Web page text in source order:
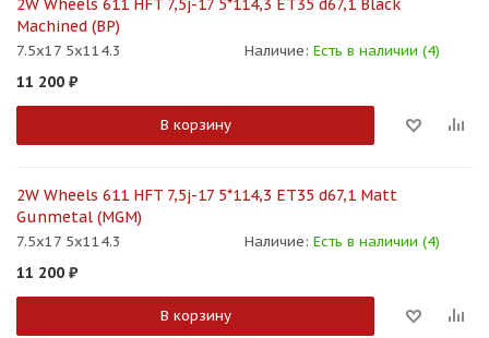
2W Wheels 611 HFT 7,5j-17 5*114,3 ET35 d67,1 Black
Machined (BP)
7.5x17 5x114.3 Наличие: Есть в наличии (4)
11 200 ₽
В корзину
2W Wheels 611 HFT 7,5j-17 5*114,3 ET35 d67,1 Matt
Gunmetal (MGM)
7.5x17 5x114.3 Наличие: Есть в наличии (4)
11 200 ₽
В корзину